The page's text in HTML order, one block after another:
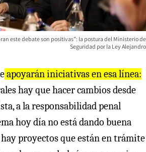
este debate son positivas”: la postura del Ministerio de
Seguridad por la Ley Alejandro
apoyarán iniciativas en esa línea:
hay que hacer cambios desde
a la responsabilidad penal
hoy día no está dando buena
proyectos que están en trámite